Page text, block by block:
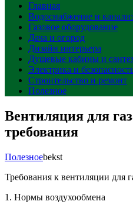
Главная
Водоснабжение и
Газовое оборудование
Дача и огород
Дизайн интерьера
Душевые кабины и
Электрика и
Строительство и ремонт
Полезное
Вентиляция для
требования
Полезноеbekst
Требования к вентиляции для
1. Нормы воздухообмена